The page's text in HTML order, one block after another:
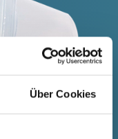
Über Cookies